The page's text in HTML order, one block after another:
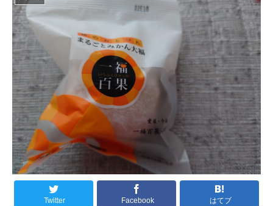
Twitter Facebook はてブ